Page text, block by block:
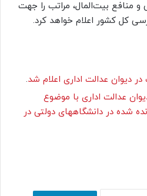
منافع بیت‌المال، مراتب را جهت
کل کشور اعلام خواهد کرد.
دیوان عدالت اداری اعلام شد.
دیوان عدالت اداری با موضوع
شده در دانشگاههای دولتی در